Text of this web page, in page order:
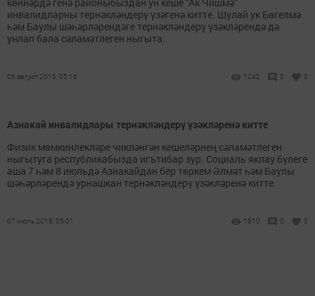
инвалидларны тернәкләндерү үзәгенә китте. Шулай ук Бөгелмә
һәм Баулы шәһәрләрендәге тернәкләндерү үзәкләрендә дә
унлап бала сәламәтлеген ныгыта.
06 август 2015, 05:16 1242 0 0
Азнакай инвалидлары тернәкләндерү үзәкләренә китте
Физик мөмкинлекләре чикләнгән кешеләрнең сәламәтлеген
ныгытуга республикабызда игътибар зур. Социаль яклау бүлеге
аша 7 һәм 8 июльдә Азнакайдан бер төркем Әлмәт һәм Баулы
шәһәрләрендә урнашкан тернәкләндерү үзәкләренә китте.
07 июль 2015, 05:01 1610 0 0